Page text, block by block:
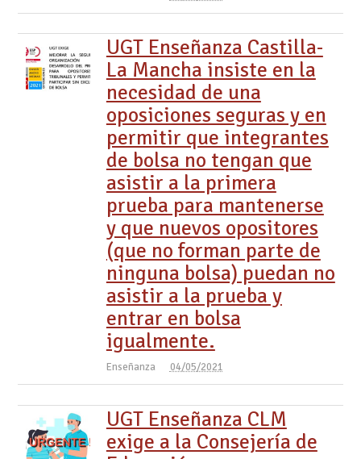
UGT Enseñanza Castilla-
La Mancha insiste en la
necesidad de una
oposiciones seguras y en
permitir que integrantes
de bolsa no tengan que
asistir a la primera
prueba para mantenerse
y que nuevos opositores
(que no forman parte de
ninguna bolsa) puedan no
asistir a la prueba y
entrar en bolsa
igualmente.
Enseñanza 04/05/2021
UGT Enseñanza CLM
exige a la Consejería de